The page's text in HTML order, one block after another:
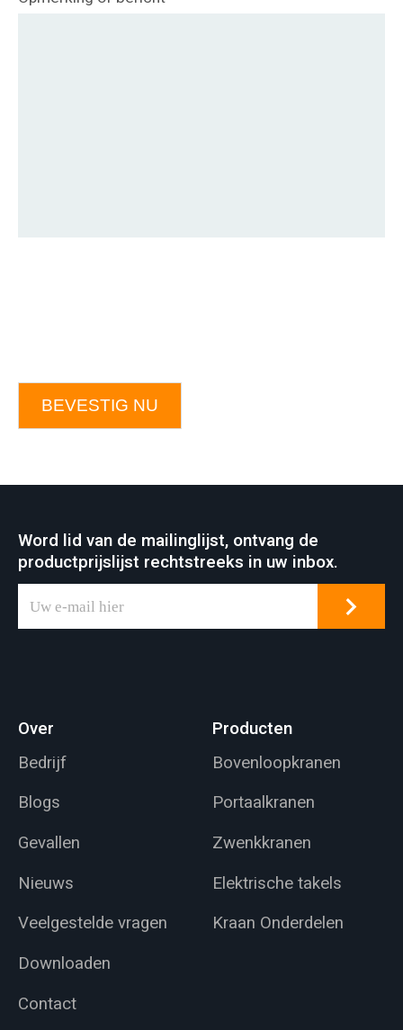
BEVESTIG NU
Word lid van de mailinglijst, ontvang de
productprijslijst rechtstreeks in uw inbox.
Over
Bedrijf
Blogs
Gevallen
Nieuws
Veelgestelde vragen
Downloaden
Contact
Producten
Bovenloopkranen
Portaalkranen
Zwenkkranen
Elektrische takels
Kraan Onderdelen